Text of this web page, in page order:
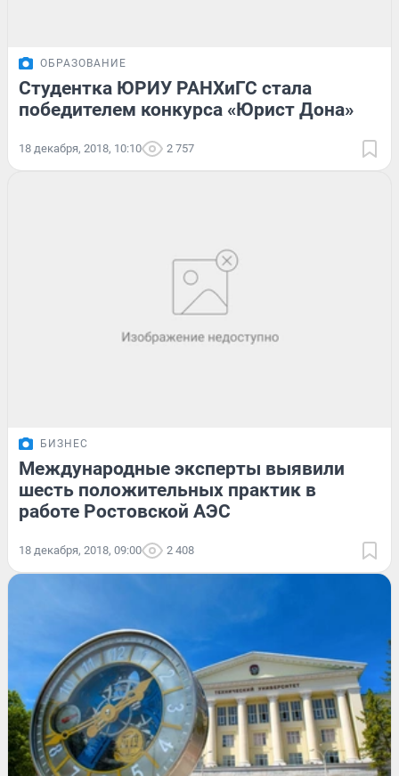
ОБРАЗОВАНИЕ
Студентка ЮРИУ РАНХиГС стала
победителем конкурса «Юрист Дона»
18 декабря, 2018, 10:10 2 757
БИЗНЕС
Международные эксперты выявили
шесть положительных практик в
работе Ростовской АЭС
18 декабря, 2018, 09:00 2 408